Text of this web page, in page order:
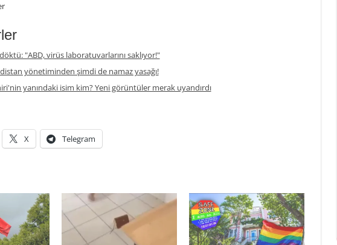
"ABD, virüs laboratuvarlarını saklıyor!"
yönetiminden şimdi de namaz yasağı!
yanındaki isim kim? Yeni görüntüler merak uyandırdı
X Telegram